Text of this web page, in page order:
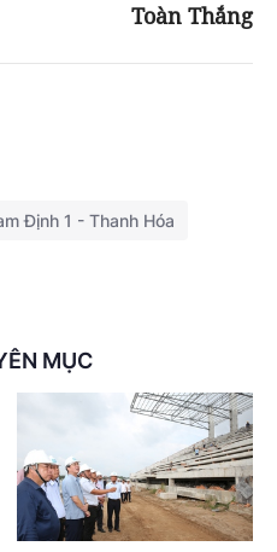
Toàn Thắng
Định 1 - Thanh Hóa
MỤC